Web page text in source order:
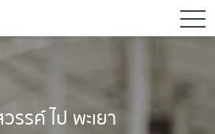
รรค์ ไป พะเยา